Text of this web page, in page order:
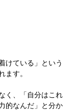
けている」という
ます。
く、「自分はこれ
的なんだ」と分か